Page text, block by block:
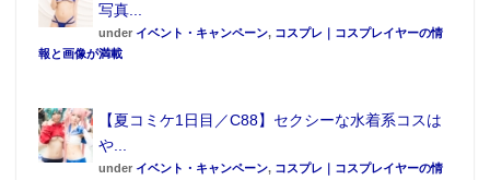
写真...
under イベント・キャンペーン, コスプレ｜コスプレイヤーの情
報と画像が満載
【夏コミケ1日目／C88】セクシーな水着系コスは
や...
under イベント・キャンペーン, コスプレ｜コスプレイヤーの情